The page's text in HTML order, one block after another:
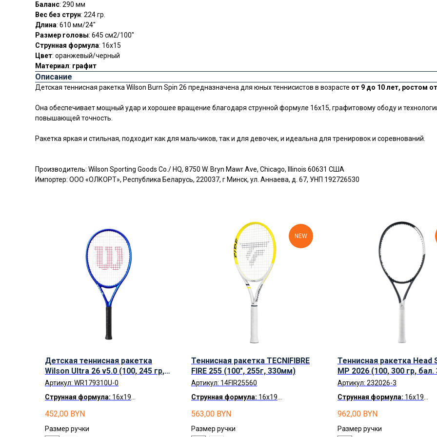
Баланс: 290 мм
Вес без струн: 224 гр.
Длина: 610 мм/24"
Размер головы: 645 см2/100"
Струнная формула: 16x15
Цвет: оранжевый/черный
Материал: графит
Описание
Детская теннисная ракетка Wilson Burn Spin 26 предназначена для юных теннисистов в возрасте от 9 до 10 лет, ростом
Она обеспечивает мощный удар и хорошее вращение благодаря струнной формуле 16x15, графитовому ободу и
повышающей точность.
Ракетка яркая и стильная, подходит как для мальчиков, так и для девочек, и идеальна для тренировок и соревнований.
Производитель: Wilson Sporting Goods Co./ HQ, 8750 W. Bryn Mawr Ave, Chicago, Illinois 60631 США
Импортер: ООО «ОЛКОРТ», Республика Беларусь, 220037, г Минск, ул. Аннаева, д. 67, УНП 192726530
Детская теннисная ракетка
Wilson Ultra 26 v5.0 (100, 245 гр,
бал. 32 см)
Артикул: WR179310U-0
Струнная формула: 16x19
Рассрочкапо карте Халва
452,00 BYN
Размер ручки
NEW
Теннисная ракетка TECNIFIBRE
FIRE 255 (100", 255г, 330мм)
Артикул: 14FIR25560
Струнная формула: 16x19
Рассрочкапо карте Халва
563,00 BYN
Размер ручки
Теннисная ракетка Head
MP 2026 (100, 300 гр,
Артикул: 232026-3
Струнная формула: 16x19
Рассрочкапо карте Халва
962,00 BYN
Размер ручки